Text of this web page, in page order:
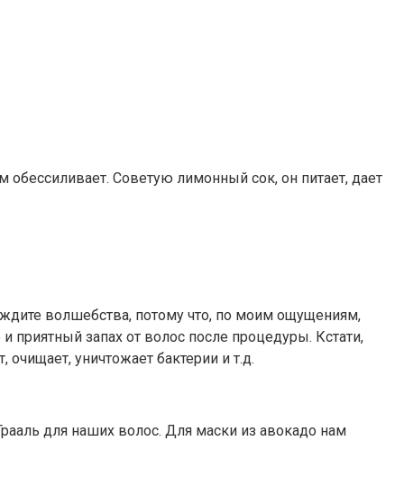
Советую лимонный сок, он питает, дает
волшебства, потому что, по моим ощущениям,
запах от волос после процедуры. Кстати,
уничтожает бактерии и т.д.
для наших волос. Для маски из авокадо нам